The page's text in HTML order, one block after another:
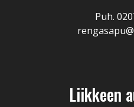
Puh.
Liikkeen